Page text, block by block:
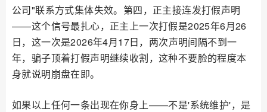
公司"联系方式集体失效。第四，正主接连发打假声明
——这个信号最扎心，正主上一次打假是2025年6月26
日，这一次是2026年4月17日，两次声明间隔不到一
年，骗子顶着打假声明继续收割，这种不要脸的程度本
身就说明崩盘在即。
如果以上任何一条出现在你身上——不是'系统维护'，是